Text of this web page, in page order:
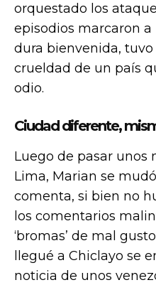
orquestado los
episodios marcaron
dura bienvenida,
crueldad de un país
odio.
Ciudad diferente,
Luego de pasar unos
Lima, Marian se
comenta, si bien no
los comentarios
‘bromas’ de mal
llegué a Chiclayo se
noticia de unos